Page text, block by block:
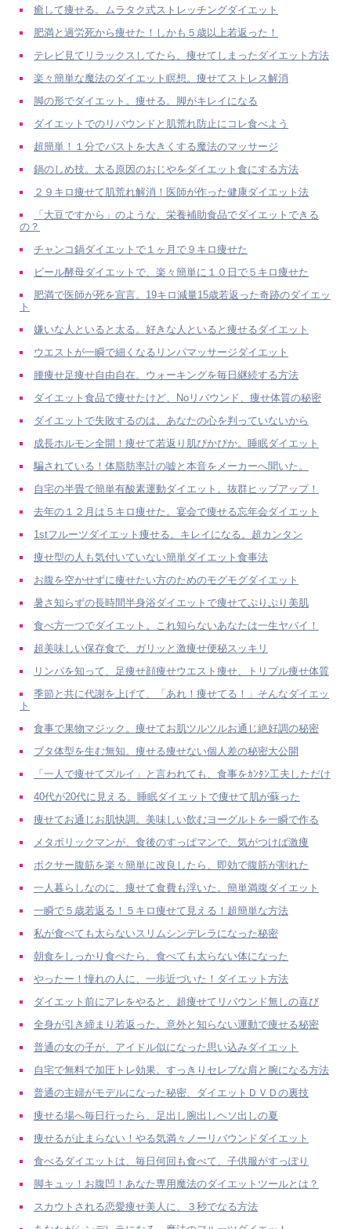
癒して痩せる。ムラタク式ストレッチングダイエット
肥満と過労死から痩せた！しかも５歳以上若返った！
テレビ見てリラックスしてたら、痩せてしまったダイエット方法
楽々簡単な魔法のダイエット瞑想。痩せてストレス解消
脚の形でダイエット。痩せる。脚がキレイになる
ダイエットでのリバウンドと肌荒れ防止にコレ食べよう
超簡単！１分でバストを大きくする魔法のマッサージ
鍋のしめ技。太る原因のおじやをダイエット食にする方法
２９キロ痩せて肌荒れ解消！医師が作った健康ダイエット法
「大豆ですから」のような、栄養補助食品でダイエットできる
の？
チャンコ鍋ダイエットで１ヶ月で９キロ痩せた
ビール酵母ダイエットで、楽々簡単に１０日で５キロ痩せた
肥満で医師が死を宣言。19キロ減量15歳若返った奇跡のダイエッ
ト
嫌いな人といると太る。好きな人といると痩せるダイエット
ウエストが一瞬で細くなるリンパマッサージダイエット
腰痩せ足痩せ自由自在。ウォーキングを毎日継続する方法
ダイエット食品で痩せたけど、Noリバウンド、痩せ体質の秘密
ダイエットで失敗するのは、あなたの心を判っていないから
成長ホルモン全開！痩せて若返り肌ぴかぴか。睡眠ダイエット
騙されている！体脂肪率計の嘘と本音をメーカーへ聞いた。
自宅の半畳で簡単有酸素運動ダイエット。抜群ヒップアップ！
去年の１２月は５キロ痩せた。宴会で痩せる忘年会ダイエット
1stフルーツダイエット痩せる。キレイになる。超カンタン
痩せ型の人も気付いていない簡単ダイエット食事法
お腹を空かせずに痩せたい方のためのモグモグダイエット
暑さ知らずの長時間半身浴ダイエットで痩せてぷりぷり美肌
食べ方一つでダイエット。これ知らないあなたは一生ヤバイ！
超美味しい保存食で、ガリッと激痩せ便秘スッキリ
リンパを知って、足痩せ顔痩せウエスト痩せ、トリプル痩せ体質
季節と共に代謝を上げて、「あれ！痩せてる！」そんなダイエッ
ト
食事で果物マジック。痩せてお肌ツルツルお通じ絶好調の秘密
ブタ体型を生む無知。痩せる痩せない個人差の秘密大公開
「一人で痩せてズルイ」と言われても、食事をｶﾝﾀﾝ工夫しただけ
40代が20代に見える。睡眠ダイエットで痩せて肌が蘇った
痩せてお通じお肌快調。美味しい飲むヨーグルトを一瞬で作る
メタボリックマンが、食後のすっぱマンで、気がつけば激痩
ボクサー腹筋を楽々簡単に改良したら、即効で腹筋が割れた
一人暮らしなのに、痩せて食費も浮いた。簡単満腹ダイエット
一瞬で５歳若返る！５キロ痩せて見える！超簡単な方法
私が食べても太らないスリムシンデレラになった秘密
朝食をしっかり食べたら、食べても太らない体になった
やったー！憧れの人に、一歩近づいた！ダイエット方法
ダイエット前にアレをやると、超痩せてリバウンド無しの喜び
全身が引き締まり若返った。意外と知らない運動で痩せる秘密
普通の女の子が、アイドル似になった思い込みダイエット
自宅で無料で加圧トレ効果。すっきりセレブな肩と腕になる方法
普通の主婦がモデルになった秘密、ダイエットＤＶＤの裏技
痩せる場へ毎日行ったら、足出し腕出しヘソ出しの夏
痩せるが止まらない！やる気満々ノーリバウンドダイエット
食べるダイエットは、毎日何回も食べて、子供服がすっぽり
脚キュッ！お腹凹！あなた専用魔法のダイエットツールとは？
スカウトされる恋愛痩せ美人に、３秒でなる方法